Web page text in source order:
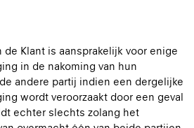
de Klant is aansprakelijk voor enige
in de nakoming van hun
andere partij indien een dergelijke
wordt veroorzaakt door een geval
echter slechts zolang het